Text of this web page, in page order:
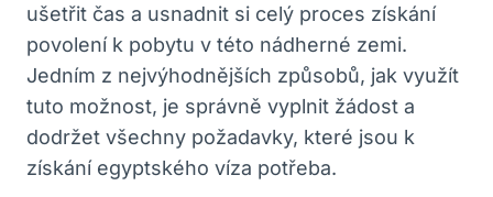
ušetřit čas a usnadnit si celý proces získání
povolení k pobytu v této nádherné zemi.
Jedním z nejvýhodnějších způsobů, jak využít
tuto možnost, je správně vyplnit žádost a
dodržet všechny požadavky, které jsou k
získání egyptského víza potřeba.